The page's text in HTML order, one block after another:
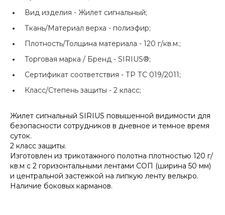
Вид изделия - Жилет сигнальный;
Ткань/Материал верха - полиэфир;
Плотность/Толщина материала - 120 г/кв.м.;
Торговая марка / Бренд - SIRIUS®;
Сертификат соответствия - ТР ТС 019/2011;
Класс/Степень защиты - 2 класс;
Жилет сигнальный SIRIUS повышенной видимости для
безопасности сотрудников в дневное и темное время
суток.
2 класс защиты.
Изготовлен из трикотажного полотна плотностью 120 г/
кв.м с 2 горизонтальными лентами СОП (ширина 50 мм)
и центральной застежкой на липкую ленту велькро.
Наличие боковых карманов.